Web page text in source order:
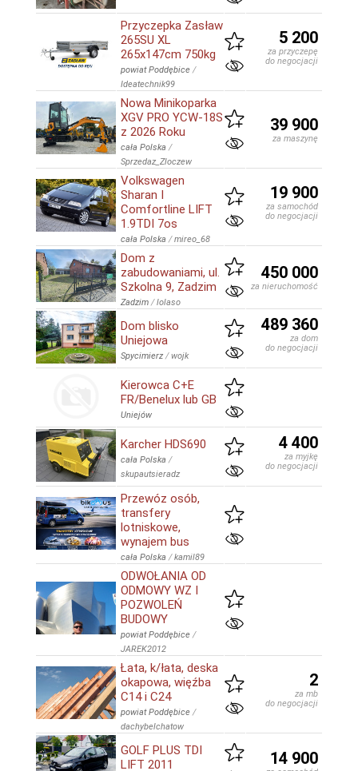
Przyczepka Zasław
265SU XL
265x147cm 750kg
powiat Poddębice /
Ideatechnik99
5 200
za przyczepę
do negocjacji
Nowa Minikoparka
XGV PRO YCW-18S
z 2026 Roku
cała Polska /
Sprzedaz_Zloczew
39 900
za maszynę
Volkswagen
Sharan I
Comfortline LIFT
1.9TDI 7os
cała Polska /mireo_68
19 900
za samochód
do negocjacji
Dom z
zabudowaniami, ul.
Szkolna 9, Zadzim
Zadzim /lolaso
450 000
za nieruchomość
Dom blisko
Uniejowa
Spycimierz /wojk
489 360
za dom
do negocjacji
Kierowca C+E
FR/Benelux lub GB
Uniejów
Karcher HDS690
cała Polska /
skupautsieradz
4 400
za myjkę
do negocjacji
Przewóz osób,
transfery
lotniskowe,
wynajem bus
cała Polska /kamil89
ODWOŁANIA OD
ODMOWY WZ I
POZWOLEŃ
BUDOWY
powiat Poddębice /
JAREK2012
Łata, k/łata, deska
okapowa, więźba
C14 i C24
powiat Poddębice /
dachybelchatow
2
za mb
do negocjacji
GOLF PLUS TDI
LIFT 2011
14 900